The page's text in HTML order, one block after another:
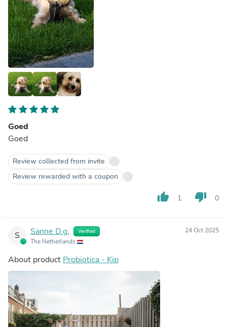
Goed
Goed
Review collected from invite
Review rewarded with a coupon
thumb_up 1 thumb_down 0
S Sanne D.g. Verified
The Netherlands
24 Oct 2025
About product Probiotica - Kip